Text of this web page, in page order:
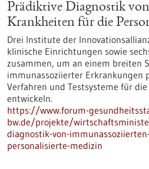
Prädiktive Diagnostik
Krankheiten für die
Drei Institute der
klinische Einrichtungen sowie
zusammen, um an einem breiten
immunassoziierter Erkrankungen
Verfahren und Testsysteme für
entwickeln.
https://www.forum-
bw.de/projekte/
diagnostik-von-
personalisierte-medizin